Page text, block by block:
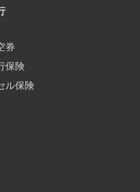
券
保険
ル保険